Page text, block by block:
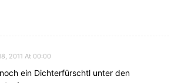
2011 At 00:00
ein Dichterfürschtl unter den